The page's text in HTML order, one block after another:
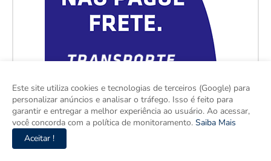
Este site utiliza cookies e tecnologias de terceiros (Google) para
personalizar anúncios e analisar o tráfego. Isso é feito para
garantir e entregar a melhor experiência ao usuário. Ao acessar,
você concorda com a política de monitoramento. Saiba Mais
Aceitar !